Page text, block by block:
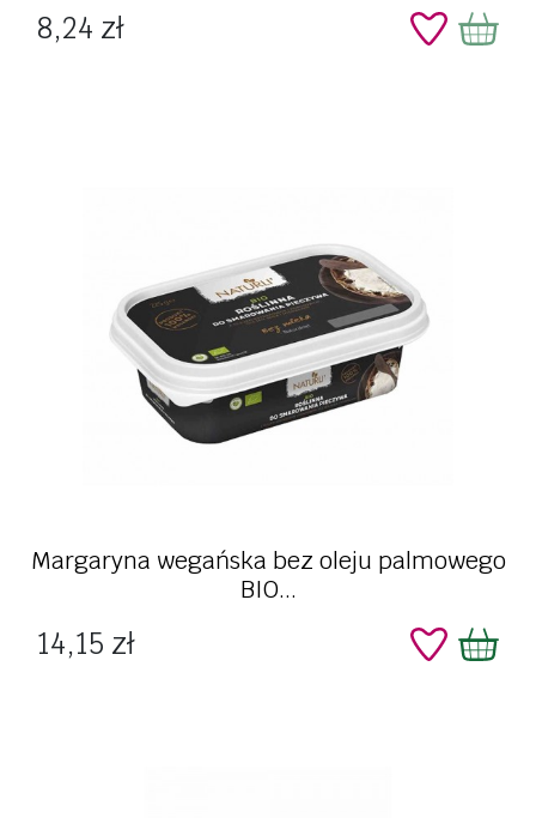
Cena
8,24 zł
Margaryna wegańska bez oleju palmowego
BIO...
Cena
14,15 zł